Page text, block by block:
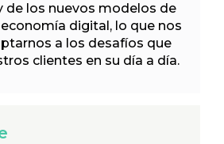
de los nuevos modelos de
digital, lo que nos
a los desafíos que
clientes en su día a día.